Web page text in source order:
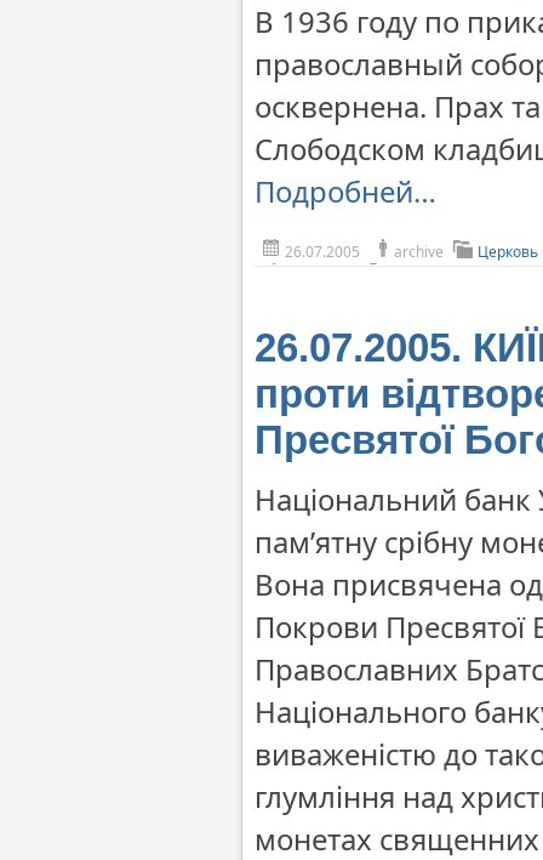
В 1936 году по
православный
осквернена. Прах
Слободском
Подробней…
26.07.2005 archive
26.07.2005.
проти
Пресвятої
Національний банк
пам’ятну срібну
Вона присвячена
Покрови Пресвятої
Православних
Національного
виваженістю до
глумління над
монетах священних